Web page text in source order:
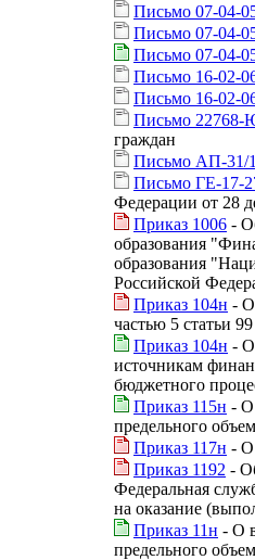
Письмо 07-04-
Письмо 07-04-
Письмо 07-04-
Письмо 16-02-
Письмо 16-02-
Письмо 22768-
граждан
Письмо АП-31/
Письмо ГЕ-17-
Федерации от 28
Приказ 1006 -
образования
образования
Российской
Приказ 104н - О
частью 5 статьи
Приказ 104н - О
источникам
бюджетного
Приказ 115н - О
предельного
Приказ 117н - О
Приказ 1192 -
Федеральная
на оказание
Приказ 11н - О
предельного